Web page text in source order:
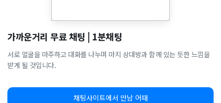
가까운거리 무료 채팅 | 1분채팅
서로 얼굴을 마주하고 대화를 나누며 마치 상대방과 함께 있는 듯한 느낌을
받게 될 것입니다.
채팅사이트에서 만남 어때